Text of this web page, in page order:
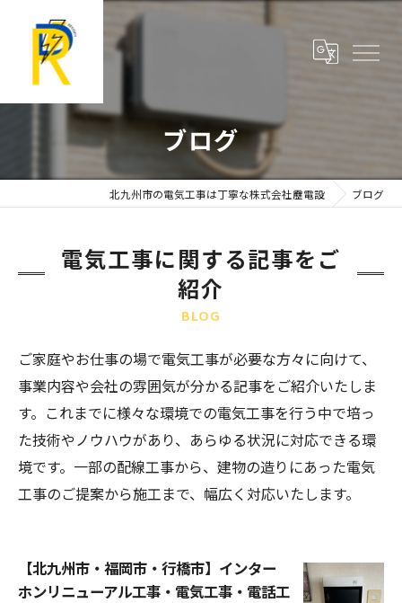
ブログ
北九州市の電気工事は丁寧な株式会社靂電設 ブログ
電気工事に関する記事をご
紹介
BLOG
ご家庭やお仕事の場で電気工事が必要な方々に向けて、
事業内容や会社の雰囲気が分かる記事をご紹介いたしま
す。これまでに様々な環境での電気工事を行う中で培っ
た技術やノウハウがあり、あらゆる状況に対応できる環
境です。一部の配線工事から、建物の造りにあった電気
工事のご提案から施工まで、幅広く対応いたします。
【北九州市・福岡市・行橋市】インター
ホンリニューアル工事・電気工事・電話工